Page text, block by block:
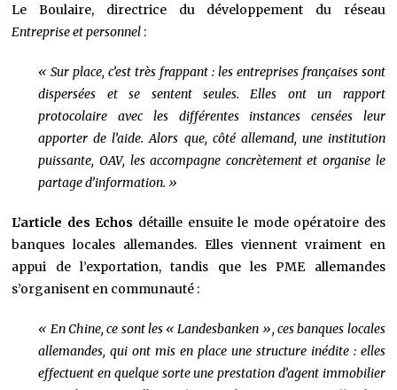
Le Boulaire, directrice du développement du réseau
Entreprise et personnel :
« Sur place, c’est très frappant : les entreprises françaises sont
dispersées et se sentent seules. Elles ont un rapport
protocolaire avec les différentes instances censées leur
apporter de l’aide. Alors que, côté allemand, une institution
puissante, OAV, les accompagne concrètement et organise le
partage d’information. »
L’article des Echos détaille ensuite le mode opératoire des
banques locales allemandes. Elles viennent vraiment en
appui de l’exportation, tandis que les PME allemandes
s’organisent en communauté :
« En Chine, ce sont les « Landesbanken », ces banques locales
allemandes, qui ont mis en place une structure inédite : elles
effectuent en quelque sorte une prestation d’agent immobilier